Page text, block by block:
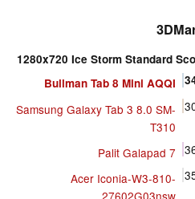
1280x720 Ice Storm Standard
Bullman Tab 8 Mini AQQI
Samsung Galaxy Tab 3 8.0 SM-
T310
Palit Galapad 7
Acer Iconia-W3-810-